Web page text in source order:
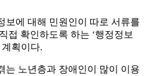
보에 대해 민원인이 따로 서류를
접 확인하도록 하는 ‘행정정보
획이다.
는 노년층과 장애인이 많이 이용